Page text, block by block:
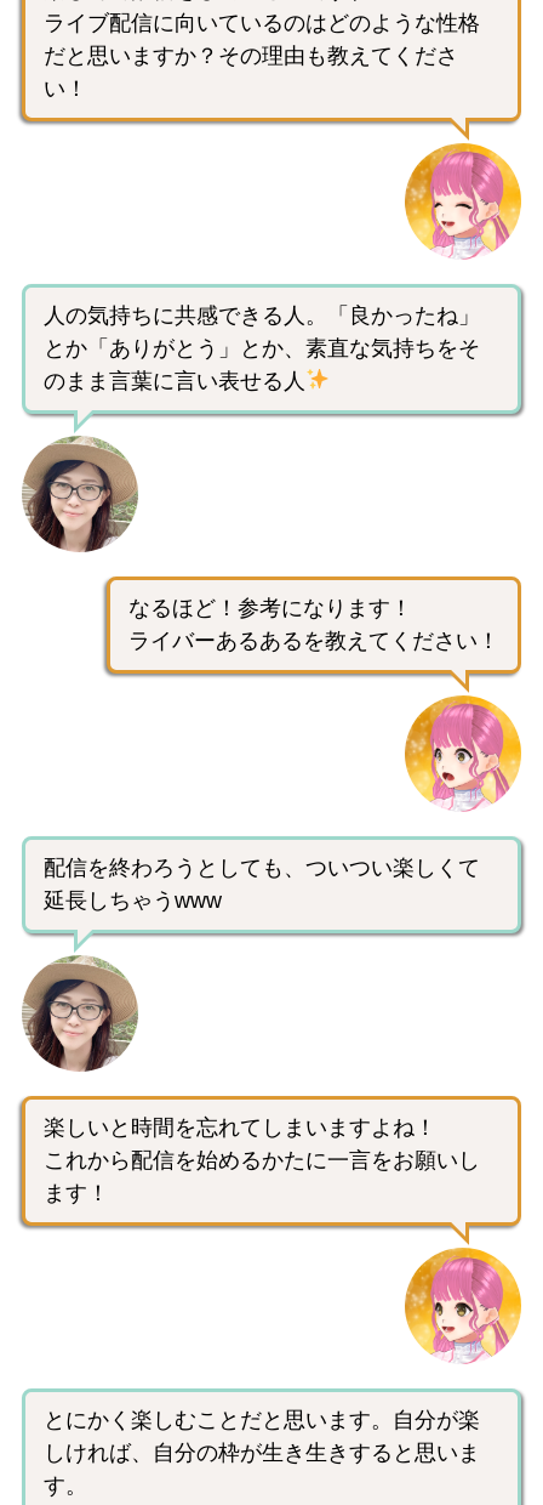
ライブ配信に向いているのはどのような性格
だと思いますか？その理由も教えてくださ
い！
人の気持ちに共感できる人。「良かったね」
とか「ありがとう」とか、素直な気持ちをそ
のまま言葉に言い表せる人
なるほど！参考になります！
ライバーあるあるを教えてください！
配信を終わろうとしても、ついつい楽しくて
延長しちゃうwww
楽しいと時間を忘れてしまいますよね！
これから配信を始めるかたに一言をお願いし
ます！
とにかく楽しむことだと思います。自分が楽
しければ、自分の枠が生き生きすると思いま
す。